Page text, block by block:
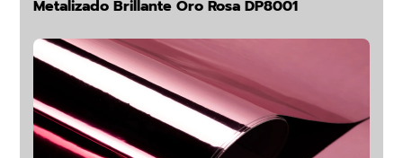
Metalizado Brillante Oro Rosa DP8001